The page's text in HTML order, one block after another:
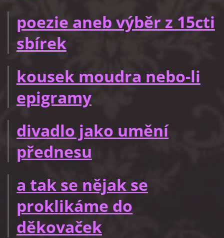
poezie aneb výběr z 15cti
sbírek
kousek moudra nebo-li
epigramy
divadlo jako umění
přednesu
a tak se nějak se
proklikáme do
děkovaček